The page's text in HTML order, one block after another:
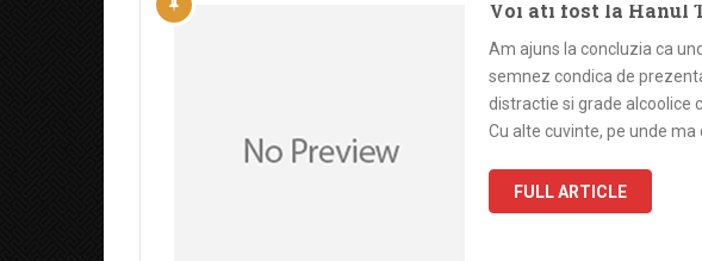
Voi ati fost la Hanul
Am ajuns la concluzia ca
semnez condica de
distractie si grade alcoolice
Cu alte cuvinte, pe unde ma
FULL ARTICLE